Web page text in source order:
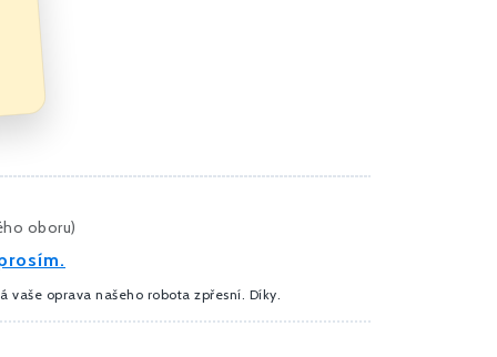
oboru)
vaše oprava našeho robota zpřesní. Díky.